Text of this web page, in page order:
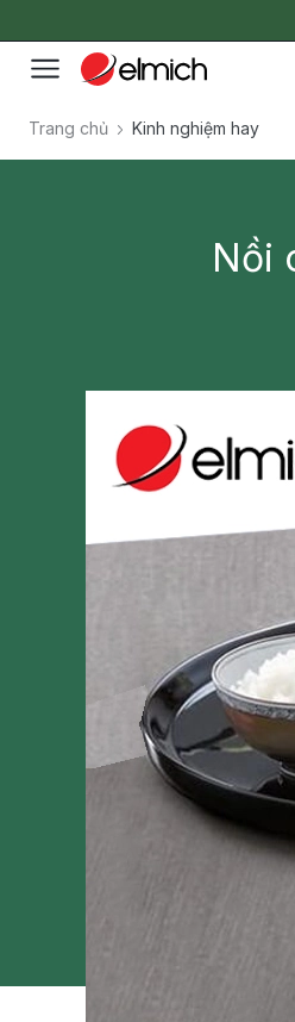
Trang chủ Kinh nghiệm hay
Nồi